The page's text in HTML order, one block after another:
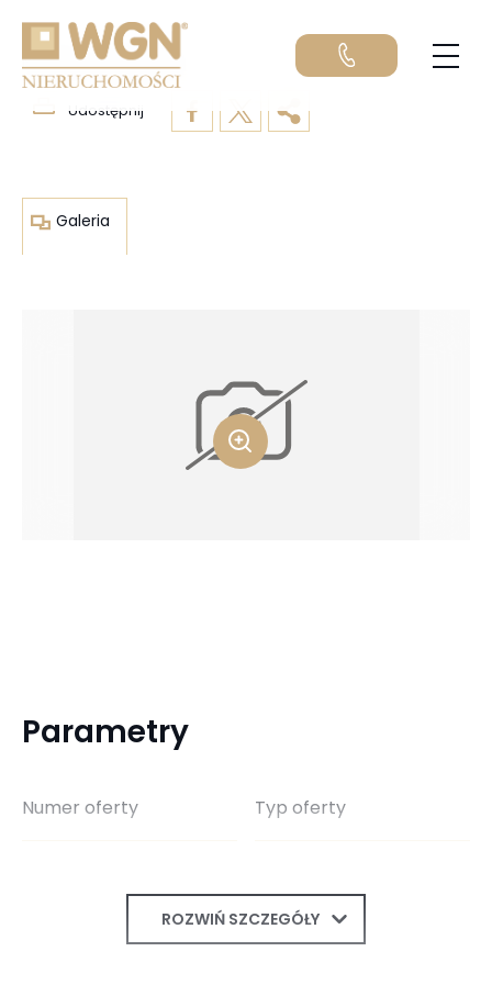
Nr oferty: Wyświetleń:
Udostępnij
Galeria
Parametry
Numer oferty Typ oferty
ROZWIŃ SZCZEGÓŁY